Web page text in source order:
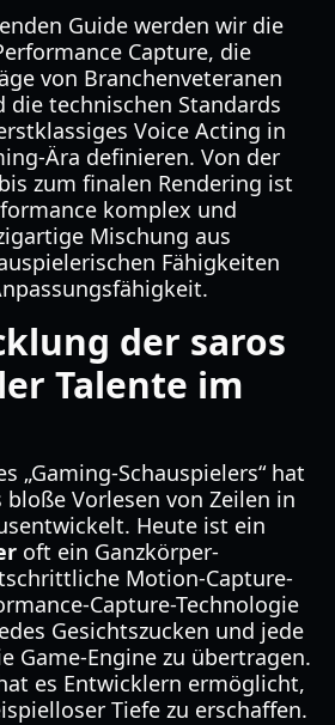
Guide werden wir die
Capture, die
von Branchenveteranen
die technischen Standards
Voice Acting in
Ära definieren. Von der
zum finalen Rendering ist
komplex und
Mischung aus
Fähigkeiten
der saros
Talente im
„Gaming-Schauspielers“ hat
Vorlesen von Zeilen in
Heute ist ein
oft ein Ganzkörper-
Motion-Capture-
Capture-Technologie
Gesichtszucken und jede
Game-Engine zu übertragen.
es Entwicklern ermöglicht,
Tiefe zu erschaffen.